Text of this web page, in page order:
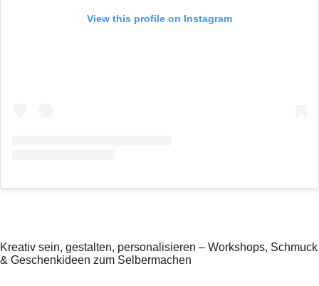
View this profile on Instagram
Kreativ sein, gestalten, personalisieren – Workshops, Schmuck
& Geschenkideen zum Selbermachen